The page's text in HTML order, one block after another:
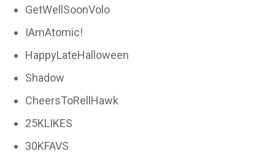
GetWellSoonVolo
IAmAtomic!
HappyLateHalloween
Shadow
CheersToRellHawk
25KLIKES
30KFAVS